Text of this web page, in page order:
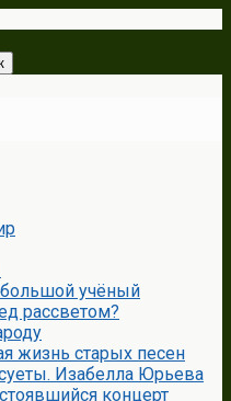
учёный
рассветом?
жизнь старых песен
Изабелла Юрьева
концерт